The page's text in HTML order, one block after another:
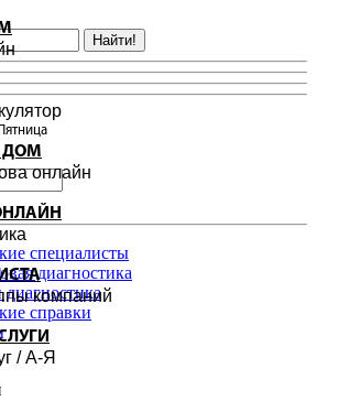
Найти!
специалисты
диагностика
справки
ДОМ
онлайн
компаний
/ А-Я